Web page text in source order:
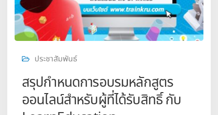
ประชาสัมพันธ์
สรุปกำหนดการอบรมหลักสูตร
ออนไลน์สำหรับผู้ที่ได้รับสิทธิ์ กับ